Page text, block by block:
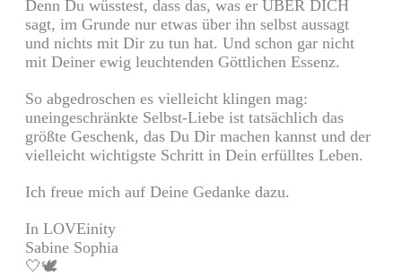
Denn Du wüsstest, dass das, was er ÜBER DICH
sagt, im Grunde nur etwas über ihn selbst aussagt
und nichts mit Dir zu tun hat. Und schon gar nicht
mit Deiner ewig leuchtenden Göttlichen Essenz.
So abgedroschen es vielleicht klingen mag:
uneingeschränkte Selbst-Liebe ist tatsächlich das
größte Geschenk, das Du Dir machen kannst und der
vielleicht wichtigste Schritt in Dein erfülltes Leben.
Ich freue mich auf Deine Gedanke dazu.
In LOVEinity
Sabine Sophia
🤍🕊